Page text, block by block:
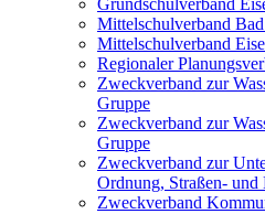
Grundschulverband
Mittelschulverband
Mittelschulverband
Regionaler
Zweckverband zur
Gruppe
Zweckverband zur
Gruppe
Zweckverband zur
Ordnung, Straßen- und
Zweckverband